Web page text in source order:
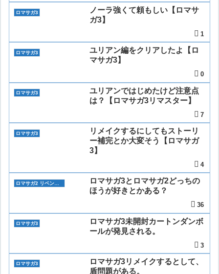
ロマサガ3
ノーラ強くて頼もしい【ロマサ
ガ3】
1
ロマサガ3
ユリアン編をクリアしたよ【ロ
マサガ3】
0
ロマサガ3
ユリアンではじめたけど注意点
は？【ロマサガ3リマスター】
7
ロマサガ3
リメイクするにしてもストーリ
ー補完とか大変そう【ロマサガ
3】
4
ロマサガ2 リベンジオブザセブン
ロマサガ3とロマサガ2どっちの
ほうが好きとかある？
36
ロマサガ3
ロマサガ3未開封カートンダンボ
ールが発見される。
3
ロマサガ3
ロマサガ3リメイクするとして、
盾問題がある。